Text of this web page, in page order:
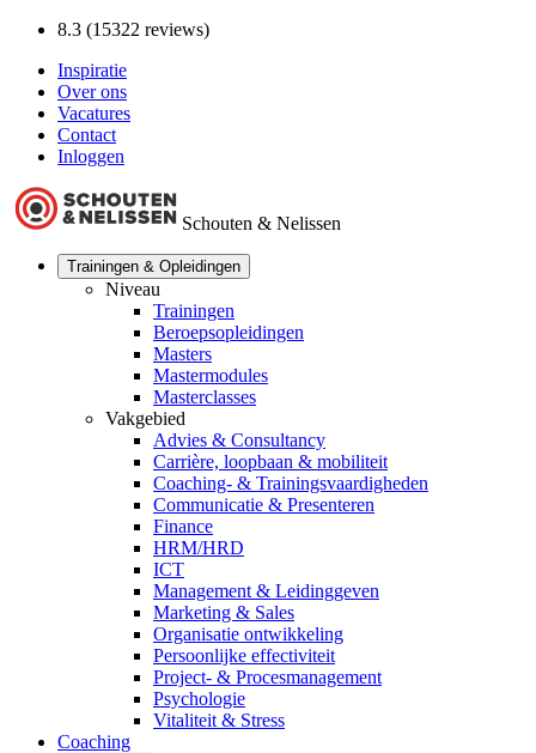
8.3 (15322 reviews)
Inspiratie
Over ons
Vacatures
Contact
Inloggen
Schouten & Nelissen
Trainingen & Opleidingen
Niveau
Trainingen
Beroepsopleidingen
Masters
Mastermodules
Masterclasses
Vakgebied
Advies & Consultancy
Carrière, loopbaan & mobiliteit
Coaching- & Trainingsvaardigheden
Communicatie & Presenteren
Finance
HRM/HRD
ICT
Management & Leidinggeven
Marketing & Sales
Organisatie ontwikkeling
Persoonlijke effectiviteit
Project- & Procesmanagement
Psychologie
Vitaliteit & Stress
Coaching